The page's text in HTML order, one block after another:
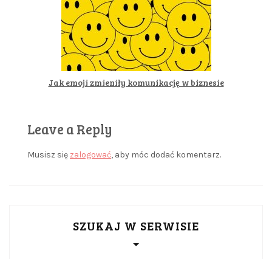
Jak emoji zmieniły komunikację w biznesie
Leave a Reply
Musisz się zalogować, aby móc dodać komentarz.
SZUKAJ W SERWISIE